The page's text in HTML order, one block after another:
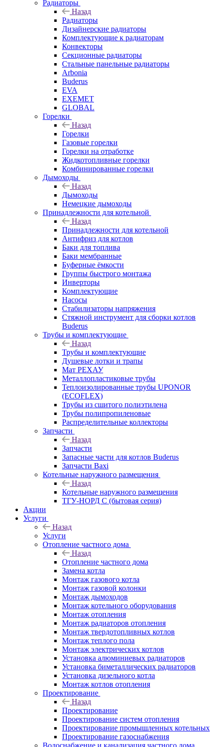
Радиаторы
Назад
Радиаторы
Дизайнерские радиаторы
Комплектующие к радиаторам
Конвекторы
Секционные радиаторы
Стальные панельные радиаторы
Arbonia
Buderus
EVA
EXEMET
GLOBAL
Горелки
Назад
Горелки
Газовые горелки
Горелки на отработке
Жидкотопливные горелки
Комбинированные горелки
Дымоходы
Назад
Дымоходы
Немецкие дымоходы
Принадлежности для котельной
Назад
Принадлежности для котельной
Антифриз для котлов
Баки для топлива
Баки мембранные
Буферные ёмкости
Группы быстрого монтажа
Инверторы
Комплектующие
Насосы
Стабилизаторы напряжения
Стяжной инструмент для сборки котлов
Buderus
Трубы и комплектующие
Назад
Трубы и комплектующие
Душевые лотки и трапы
Мат РЕХАУ
Металлопластиковые трубы
Теплоизолированные трубы UPONOR
(ECOFLEX)
Трубы из сшитого полиэтилена
Трубы полипропиленовые
Распределительные коллекторы
Запчасти
Назад
Запчасти
Запасные части для котлов Buderus
Запчасти Baxi
Котельные наружного размещения
Назад
Котельные наружного размещения
ТГУ-НОРД С (бытовая серия)
Акции
Услуги
Назад
Услуги
Отопление частного дома
Назад
Отопление частного дома
Замена котла
Монтаж газового котла
Монтаж газовой колонки
Монтаж дымоходов
Монтаж котельного оборудования
Монтаж отопления
Монтаж радиаторов отопления
Монтаж твердотопливных котлов
Монтаж теплого пола
Монтаж электрических котлов
Установка алюминиевых радиаторов
Установка биметаллических радиаторов
Установка дизельного котла
Монтаж котлов отопления
Проектирование
Назад
Проектирование
Проектирование систем отопления
Проектирование промышленных котельных
Проектирование газоснабжения
Водоснабжение и канализация частного дома